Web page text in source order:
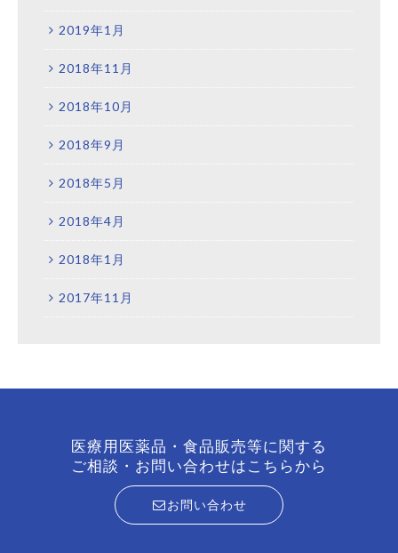
2019年1月
2018年11月
2018年10月
2018年9月
2018年5月
2018年4月
2018年1月
2017年11月
医療用医薬品・食品販売等に関する
ご相談・お問い合わせはこちらから
お問い合わせ